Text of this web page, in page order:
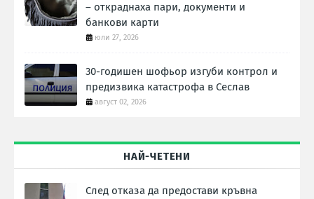
– откраднаха пари, документи и
банкови карти
юли 27, 2026
30-годишен шофьор изгуби контрол и
предизвика катастрофа в Сеслав
август 02, 2026
НАЙ-ЧЕТЕНИ
След отказа да предостави кръвна